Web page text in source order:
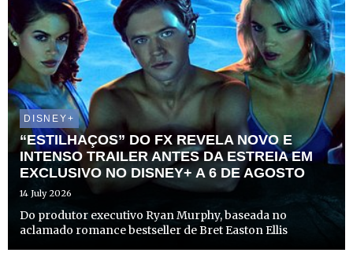
DISNEY+
“ESTILHAÇOS” DO FX REVELA NOVO E
INTENSO TRAILER ANTES DA ESTREIA EM
EXCLUSIVO NO DISNEY+ A 6 DE AGOSTO
14 July 2026
Do produtor executivo Ryan Murphy, baseada no
aclamado romance bestseller de Bret Easton Ellis